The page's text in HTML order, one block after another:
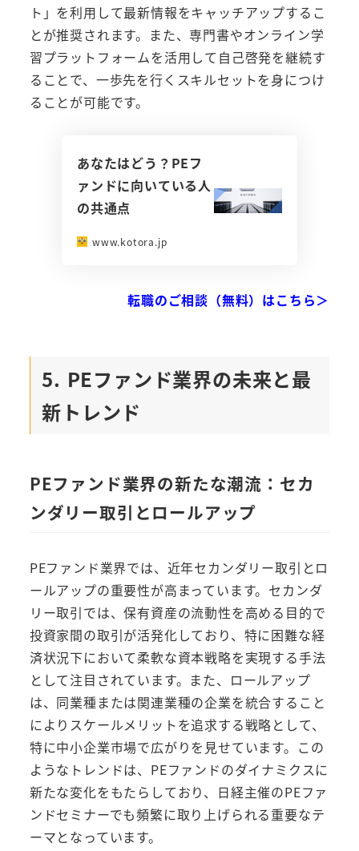
ト」を利用して最新情報をキャッチアップするこ
とが推奨されます。また、専門書やオンライン学
習プラットフォームを活用して自己啓発を継続す
ることで、一歩先を行くスキルセットを身につけ
ることが可能です。
あなたはどう？PEフ
ァンドに向いている人
の共通点
www.kotora.jp
転職のご相談（無料）はこちら＞
5. PEファンド業界の未来と最
新トレンド
PEファンド業界の新たな潮流：セカ
ンダリー取引とロールアップ
PEファンド業界では、近年セカンダリー取引とロ
ールアップの重要性が高まっています。セカンダ
リー取引では、保有資産の流動性を高める目的で
投資家間の取引が活発化しており、特に困難な経
済状況下において柔軟な資本戦略を実現する手法
として注目されています。また、ロールアップ
は、同業種または関連業種の企業を統合すること
によりスケールメリットを追求する戦略として、
特に中小企業市場で広がりを見せています。この
ようなトレンドは、PEファンドのダイナミクスに
新たな変化をもたらしており、日経主催のPEファ
ンドセミナーでも頻繁に取り上げられる重要なテ
ーマとなっています。